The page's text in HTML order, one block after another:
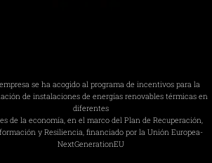
se ha acogido al programa de incentivos para la
de instalaciones de energías renovables térmicas en
diferentes
de la economía, en el marco del Plan de Recuperación,
y Resiliencia, financiado por la Unión Europea-
NextGenerationEU